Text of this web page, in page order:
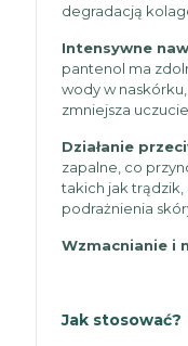
degradacją
Intensywne
pantenol ma
wody w
zmniejsza
Działanie
zapalne, co
takich jak trądzik,
podrażnienia
Wzmacnianie i
Jak stosować?